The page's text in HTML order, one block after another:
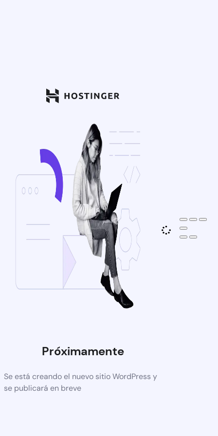
Próximamente
Se está creando el nuevo sitio WordPress y
se publicará en breve